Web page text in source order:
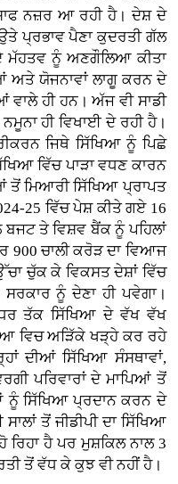
ਨਜ਼ਰ ਆ ਰਹੀ ਹੈ। ਦੇਸ਼ ਦੇ
ਪ੍ਰਭਾਵ ਪੈਣਾ ਕੁਦਰਤੀ ਗੱਲ
ਮੱਹਤਵ ਨੂੰ ਅਣਗੌਲਿਆ ਕੀਤਾ
ਅਤੇ ਯੋਜਨਾਵਾਂ ਲਾਗੂ ਕਰਨ ਦੇ
ਹੀ ਹਨ। ਅੱਜ ਵੀ ਸਾਡੀ
ਹੀ ਵਿਖਾਈ ਦੇ ਰਹੀ ਹੈ।
ਜਿਥੇ ਸਿੱਖਿਆ ਨੂੰ ਪਿਛੇ
ਵਿੱਚ ਪਾੜਾ ਵਧਣ ਕਾਰਨ
ਤੋਂ ਮਿਆਰੀ ਸਿੱਖਿਆ ਪ੍ਰਾਪਤ
25 ਵਿੱਚ ਪੇਸ਼ ਕੀਤੇ ਗਏ 16
ਬਜਟ ਤੇ ਵਿਸ਼ਵ ਬੈਂਕ ਨੂੰ ਪਹਿਲਾਂ
900 ਚਾਲੀ ਕਰੋੜ ਦਾ ਵਿਆਜ
ਚੁੱਕ ਕੇ ਵਿਕਸਤ ਦੇਸ਼ਾਂ ਵਿੱਚ
ਨੂੰ ਦੇਣਾ ਹੀ ਪਵੇਗਾ।
ਤੱਕ ਸਿੱਖਿਆ ਦੇ ਵੱਖ ਵੱਖ
ਵਿਚ ਅੜਿੱਕੇ ਖੜ੍ਹੇ ਕਰ ਰਹੇ
ਦੀਆਂ ਸਿੱਖਿਆ ਸੰਸਥਾਵਾਂ,
ਪਰਿਵਾਰਾਂ ਦੇ ਮਾਪਿਆਂ ਤੋਂ
ਸਿੱਖਿਆ ਪ੍ਰਦਾਨ ਕਰਨ ਦੇ
ਤੋਂ ਜੀਡੀਪੀ ਦਾ ਸਿੱਖਿਆ
ਰਿਹਾ ਹੈ ਪਰ ਮੁਸ਼ਕਿਲ ਨਾਲ 3
ਤੋਂ ਵੱਧ ਕੇ ਕੁਝ ਵੀ ਨਹੀਂ ਹੈ।